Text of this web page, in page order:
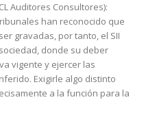
Auditores Consultores):
han reconocido que
gravadas, por tanto, el SII
donde su deber
vigente y ejercer las
Exigirle algo distinto
a la función para la